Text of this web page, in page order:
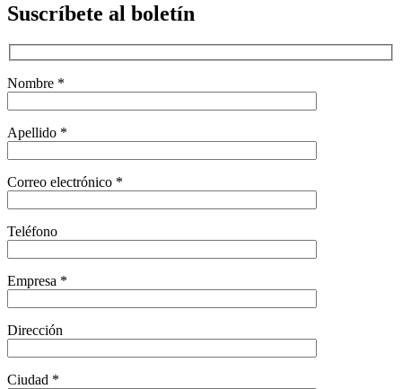
Suscríbete al boletín
Nombre *
Apellido *
Correo electrónico *
Teléfono
Empresa *
Dirección
Ciudad *